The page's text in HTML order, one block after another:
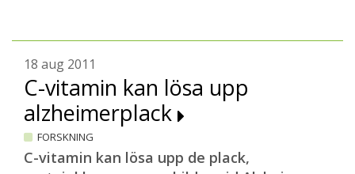
18 aug 2011
C-vitamin kan lösa upp
alzheimerplack
FORSKNING
C-vitamin kan lösa upp de plack,